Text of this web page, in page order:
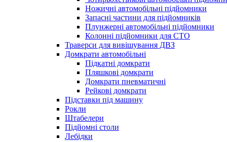
Ножичні автомобільні підйомники
Запасні частини для підйомників
Плунжерні автомобільні підйомники
Колонні підйомники для СТО
Траверси для вивішування ДВЗ
Домкрати автомобільні
Підкатні домкрати
Пляшкові домкрати
Домкрати пневматичні
Рейкові домкрати
Підставки під машину
Рокли
Штабелери
Підйомні столи
Лебідки